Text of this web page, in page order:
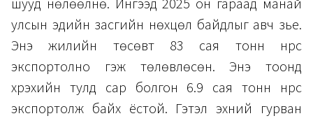
шууд нөлөөлнө. Ингээд 2025 он гараад манай
улсын эдийн засгийн нөхцөл байдлыг авч үзье.
Энэ жилийн төсөвт 83 сая тонн нүүрс
экспортолно гэж төлөвлөсөн. Энэ тоонд
хүрэхийн тулд сар болгон 6.9 сая тонн нүүрс
экспортолж байх ёстой. Гэтэл эхний гурван